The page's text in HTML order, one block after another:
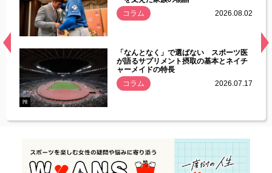
常
コラム
2026.08.02
PR
「なんとなく」で選ばない スポーツ医
が語るサプリメント摂取の基本とネイチ
ャーメイドの特長
コラム
2026.07.17